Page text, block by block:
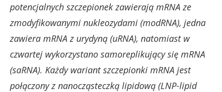
potencjalnych szczepionek zawierają mRNA ze
zmodyfikowanymi nukleozydami (modRNA), jedna
zawiera mRNA z urydyną (uRNA), natomiast w
czwartej wykorzystano samoreplikujący się mRNA
(saRNA). Każdy wariant szczepionki mRNA jest
połączony z nanocząsteczką lipidową (LNP-lipid